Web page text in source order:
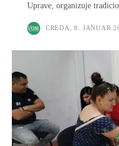
Uprave, organizuje
CREDA, 8. JANUAR